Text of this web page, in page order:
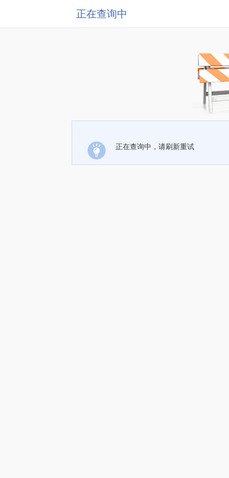
正在查询中
正在查询中，请刷新重试